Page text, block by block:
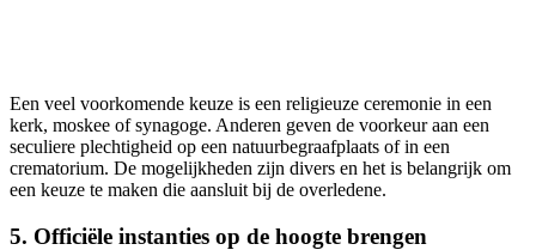
Een veel voorkomende keuze is een religieuze ceremonie in een
kerk, moskee of synagoge. Anderen geven de voorkeur aan een
seculiere plechtigheid op een natuurbegraafplaats of in een
crematorium. De mogelijkheden zijn divers en het is belangrijk om
een keuze te maken die aansluit bij de overledene.
5. Officiële instanties op de hoogte brengen